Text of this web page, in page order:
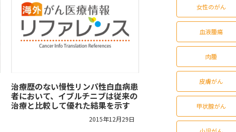
治療歴のない慢性リンパ性白血病患
者において、イブルチニブは従来の
治療と比較して優れた結果を示す
2015年12月29日
女性のがん
血液腫瘍
肉腫
皮膚がん
甲状腺がん